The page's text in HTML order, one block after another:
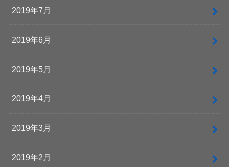
2019年7月
2019年6月
2019年5月
2019年4月
2019年3月
2019年2月